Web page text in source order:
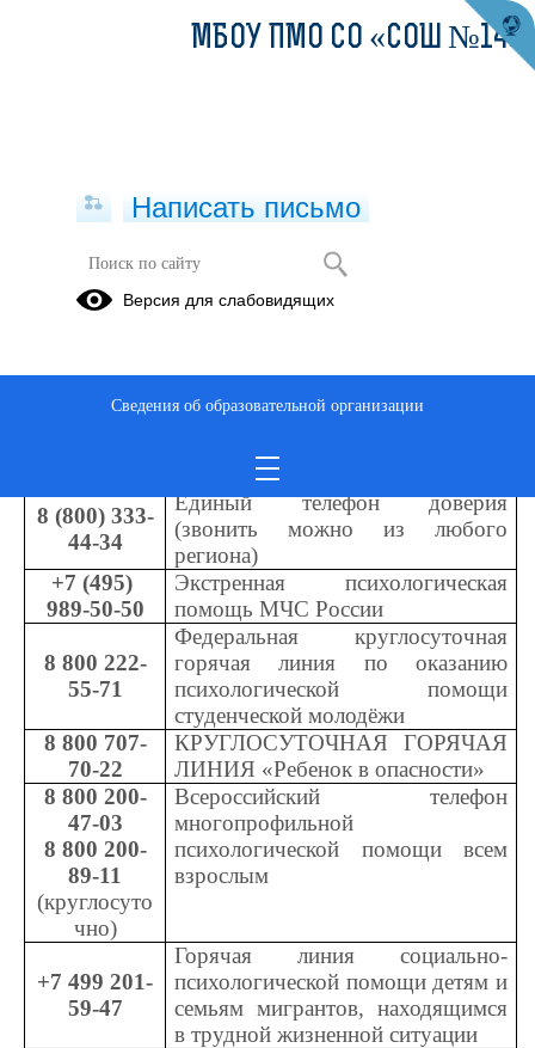
ТЕЛЕФОНЫ ЭКСТРЕННОЙ
ПСИХОЛОГИЧЕСКОЙ ПОМОЩИ
Федеральные
8 (800) 333-
44-34
Единый телефон доверия
(звонить можно из любого
региона)
+7 (495)
989-50-50
Экстренная психологическая
помощь МЧС России
8 800 222-
55-71
Федеральная круглосуточная
горячая линия по оказанию
психологической помощи
студенческой молодёжи
8 800 707-
70-22
КРУГЛОСУТОЧНАЯ ГОРЯЧАЯ
ЛИНИЯ «Ребенок в опасности»
8 800 200-
47-03
8 800 200-
89-11
(круглосуто
чно)
Всероссийский телефон
многопрофильной
психологической помощи всем
взрослым
+7 499 201-
59-47
Горячая линия социально-
психологической помощи детям и
семьям мигрантов, находящимся
в трудной жизненной ситуации
МБОУ ПМО СО «СОШ №14»
Написать письмо
Версия для слабовидящих
Сведения об образовательной организации